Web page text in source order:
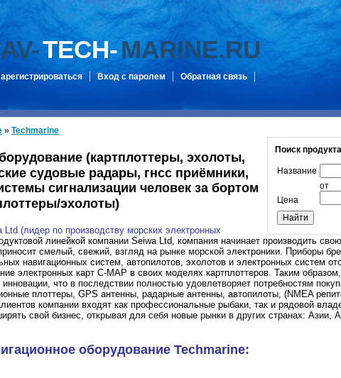
TECH-MARINE.RU
Вход с паролем Обратная связь
» Techmarine
Поиск
Название
Цена
от
(картплоттеры, эхолоты,
судовые радары, гнсс приёмники,
сигнализации человек за бортом
эхолоты)
(лидер по производству морских электронных
линейкой компании Seiwa Ltd, компания начинает производить свою
смелый, свежий, взгляд на рынке морской электроники. Приборы
навигационных систем, автопилотов, эхолотов и электронных систем
электронных карт C-MAP в своих моделях картплоттеров. Таким
что в последствии полностью удовлетворяет потребностям
плоттеры, GPS антенны, радарные антенны, автопилоты, (NMEA
компании входят как профессиональные рыбаки, так и рядовой
свой бизнес, открывая для себя новые рынки в других странах: Азии,
оборудование Techmarine: